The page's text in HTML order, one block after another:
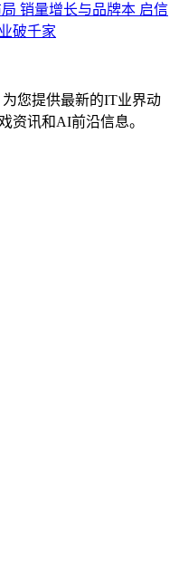
销量增长与品牌本 启信
破千家
为您提供最新的IT业界动
资讯和AI前沿信息。